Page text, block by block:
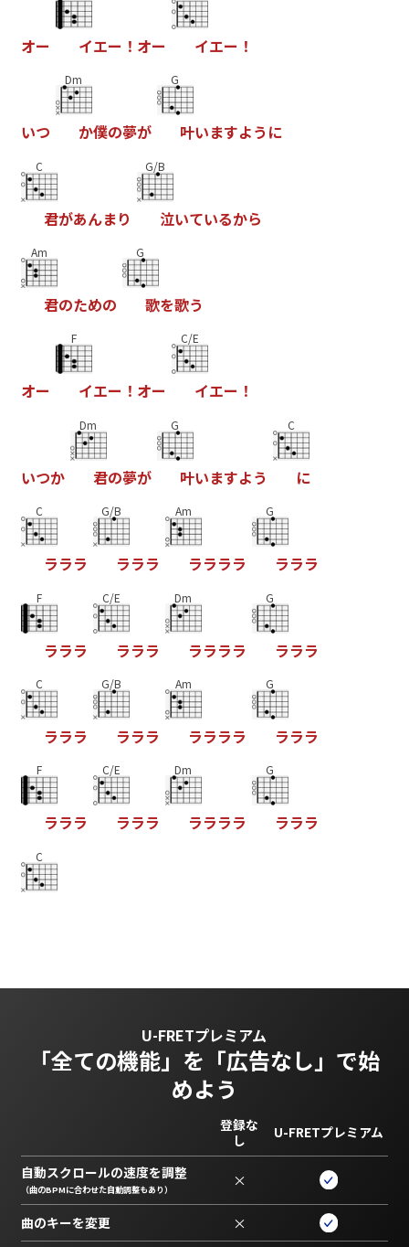
オー イエー ！ オー イエー ！
いつ
Dm
か僕の夢が
G
叶いますよう に
C
君があんまり
G/B
泣いているから
Am
君のための
G
歌を歌う
オー
F
イエー ！ オー
C/E
イエー ！
いつか
Dm
君の夢が
G
叶いますよう
C
に
C
ラララ
G/B
ラララ
Am
ララララ
G
ラララ
F
ラララ
C/E
ラララ
Dm
ララララ
G
ラララ
C
ラララ
G/B
ラララ
Am
ララララ
G
ラララ
F
ラララ
C/E
ラララ
Dm
ララララ
G
ラララ
C
U-FRETプレミアム
「全ての機能」を 「広告なし」で始
めよう
登録な
し
U-FRETプレミアム
自動スクロールの速度を調整
（曲のBPMに合わせた自動調整もあり） ×
曲のキーを変更 ×